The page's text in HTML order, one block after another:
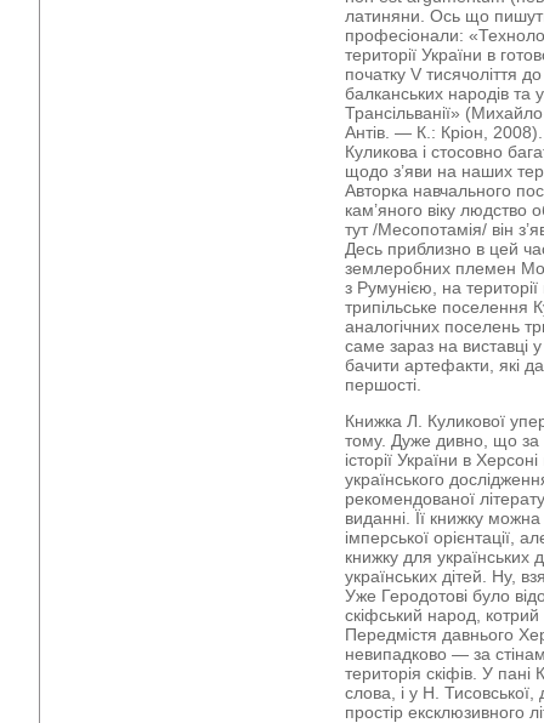
латиняни. Ось що
професіонали:
території України в
початку V тисячоліття
балканських народів та
Трансільванії»
Антів. — К.: Кріон,
Куликова і стосовно
щодо з’яви на наших
Авторка навчального
кам’яного віку
тут /Месопотамія/ він
Десь приблизно в цей
землеробних племен
з Румунією, на
трипільське поселення
аналогічних поселень
саме зараз на виставці
бачити артефакти, які
першості.
Книжка Л. Куликової
тому. Дуже дивно, що за
історії України в
українського
рекомендованої
виданні. Її книжку
імперської орієнтації,
книжку для українських
українських дітей. Ну,
Уже Геродотові було
скіфський народ, котрий
Передмістя давнього
невипадково — за
територія скіфів. У
слова, і у Н.
простір ексклюзивного